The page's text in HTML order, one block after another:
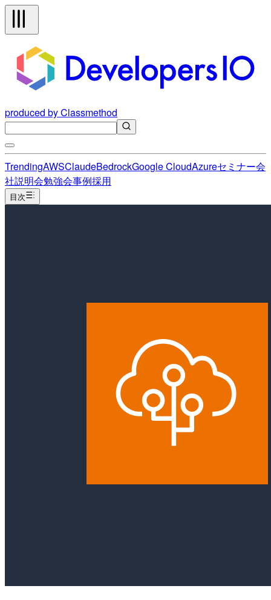
produced by Classmethod
TrendingAWSClaudeBedrockGoogle CloudAzureセミナー会
社説明会勉強会事例採用
目次